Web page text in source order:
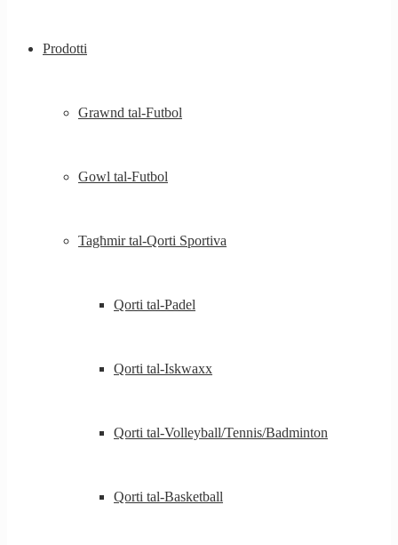
Prodotti
Grawnd tal-Futbol
Gowl tal-Futbol
Tagħmir tal-Qorti Sportiva
Qorti tal-Padel
Qorti tal-Iskwaxx
Qorti tal-Volleyball/Tennis/Badminton
Qorti tal-Basketball